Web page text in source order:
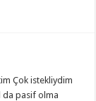
Çok istekliydim
da pasif olma